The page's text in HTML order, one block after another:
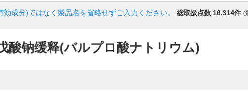
効成分)ではなく 製品名を省略せずご入力ください。 総取扱点数 16,314件 (
酸钠缓释(バルプロ酸ナトリウム)